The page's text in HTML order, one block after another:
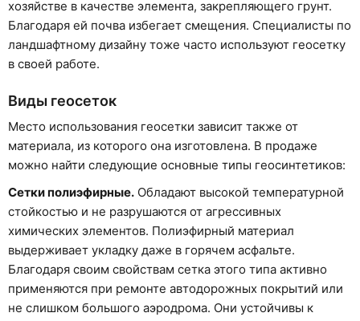
хозяйстве в качестве элемента, закрепляющего грунт.
Благодаря ей почва избегает смещения. Специалисты по
ландшафтному дизайну тоже часто используют геосетку
в своей работе.
Виды геосеток
Место использования геосетки зависит также от
материала, из которого она изготовлена. В продаже
можно найти следующие основные типы геосинтетиков:
Сетки полиэфирные. Обладают высокой температурной
стойкостью и не разрушаются от агрессивных
химических элементов. Полиэфирный материал
выдерживает укладку даже в горячем асфальте.
Благодаря своим свойствам сетка этого типа активно
применяются при ремонте автодорожных покрытий или
не слишком большого аэродрома. Они устойчивы к